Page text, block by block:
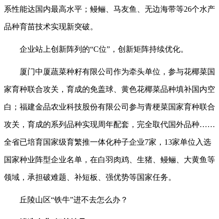
系性能达国内最高水平；鳗鲡、马友鱼、无边海带等26个水产
品种育苗技术实现新突破。
企业站上创新阵列的“C位”，创新矩阵持续优化。
厦门中厦蔬菜种籽有限公司作为牵头单位，参与花椰菜国
家育种联合攻关，育成的免盖球、黄色花椰菜品种填补国内空
白；福建金品农业科技股份有限公司参与青梗菜国家育种联合
攻关，育成的系列品种实现周年配套，完全取代国外品种……
全省已培育国家级育繁推一体化种子企业7家，13家单位入选
国家种业阵型企业名单，在白羽肉鸡、生猪、鳗鲡、大黄鱼等
领域，承担破难题、补短板、强优势等国家任务。
丘陵山区“铁牛”进不去怎么办？